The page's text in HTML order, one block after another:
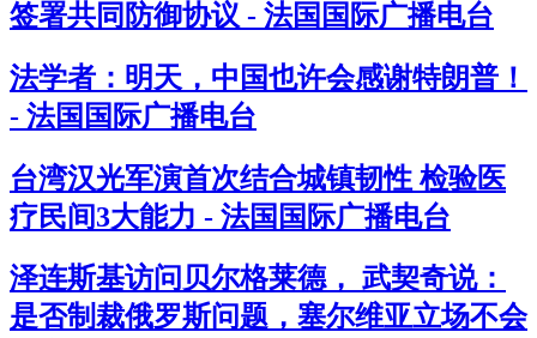
签署共同防御协议 - 法国国际广播电台
法学者：明天，中国也许会感谢特朗普！
- 法国国际广播电台
台湾汉光军演首次结合城镇韧性 检验医
疗民间3大能力 - 法国国际广播电台
泽连斯基访问贝尔格莱德， 武契奇说：
是否制裁俄罗斯问题，塞尔维亚立场不会